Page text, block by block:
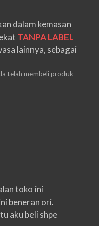
dalam kemasan
TANPA LABEL
lainnya, sebagai
telah membeli produk
toko ini
beneran ori.
aku beli shpe